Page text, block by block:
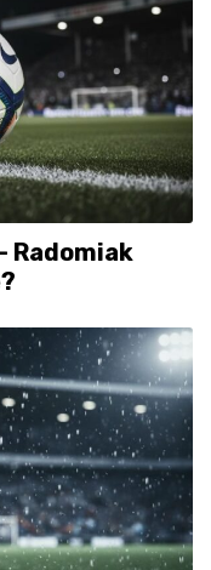
Radomiak